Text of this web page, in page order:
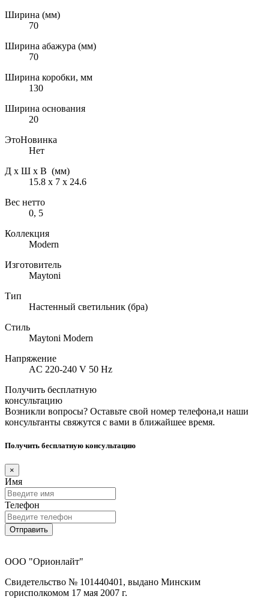
Ширина (мм)
70
Ширина абажура (мм)
70
Ширина коробки, мм
130
Ширина основания
20
ЭтоНовинка
Нет
Д х Ш х В (мм)
15.8 х 7 х 24.6
Вес нетто
0, 5
Коллекция
Modern
Изготовитель
Maytoni
Тип
Настенный светильник (бра)
Стиль
Maytoni Modern
Напряжение
AC 220-240 V 50 Hz
Получить бесплатную
консультацию
Возникли вопросы? Оставьте свой номер телефона,и наши
консультанты свяжутся с вами в ближайшее время.
Получить бесплатную консультацию
×
Имя
Телефон
Отправить
ООО "Орионлайт"
Свидетельство № 101440401, выдано Минским
горисполкомом 17 мая 2007 г.